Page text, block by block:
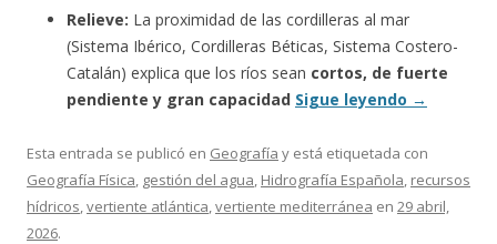
Relieve: La proximidad de las cordilleras al mar
(Sistema Ibérico, Cordilleras Béticas, Sistema Costero-
Catalán) explica que los ríos sean cortos, de fuerte
pendiente y gran capacidad Sigue leyendo →
Esta entrada se publicó en Geografía y está etiquetada con
Geografía Física, gestión del agua, Hidrografía Española, recursos
hídricos,vertiente atlántica,vertiente mediterránea en 29 abril,
2026.